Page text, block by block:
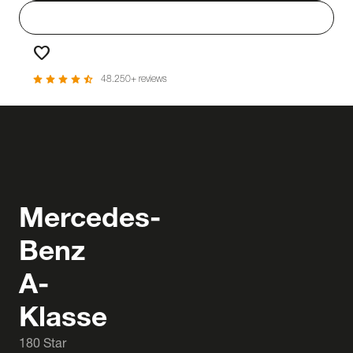
favorite
star star star star star_half 48.250+ reviews
Mercedes-
Benz
A-
Klasse
180 Star